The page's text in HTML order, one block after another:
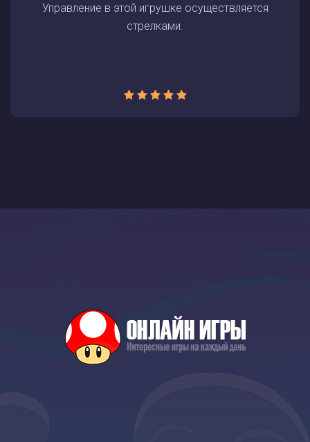
Управление в этой игрушке осуществляется
стрелками.